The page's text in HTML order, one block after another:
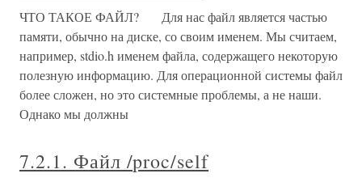
ЧТО ТАКОЕ ФАЙЛ? Для нас файл является частью
памяти, обычно на диске, со своим именем. Мы считаем,
например, stdio.h именем файла, содержащего некоторую
полезную информацию. Для операционной системы файл
более сложен, но это системные проблемы, а не наши.
Однако мы должны
7.2.1. Файл /proc/self